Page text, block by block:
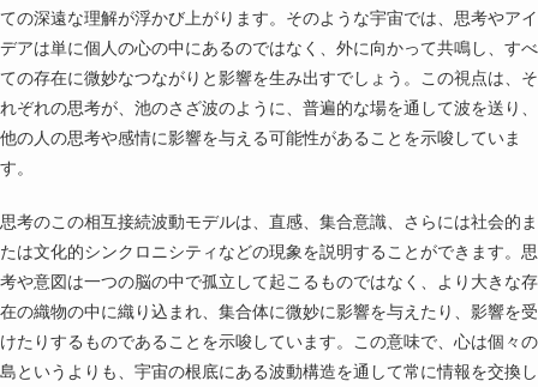
ての深遠な理解が浮かび上がります。そのような宇宙では、思考やアイ
デアは単に個人の心の中にあるのではなく、外に向かって共鳴し、すべ
ての存在に微妙なつながりと影響を生み出すでしょう。この視点は、そ
れぞれの思考が、池のさざ波のように、普遍的な場を通して波を送り、
他の人の思考や感情に影響を与える可能性があることを示唆していま
す。
思考のこの相互接続波動モデルは、直感、集合意識、さらには社会的ま
たは文化的シンクロニシティなどの現象を説明することができます。思
考や意図は一つの脳の中で孤立して起こるものではなく、より大きな存
在の織物の中に織り込まれ、集合体に微妙に影響を与えたり、影響を受
けたりするものであることを示唆しています。この意味で、心は個々の
島というよりも、宇宙の根底にある波動構造を通して常に情報を交換し